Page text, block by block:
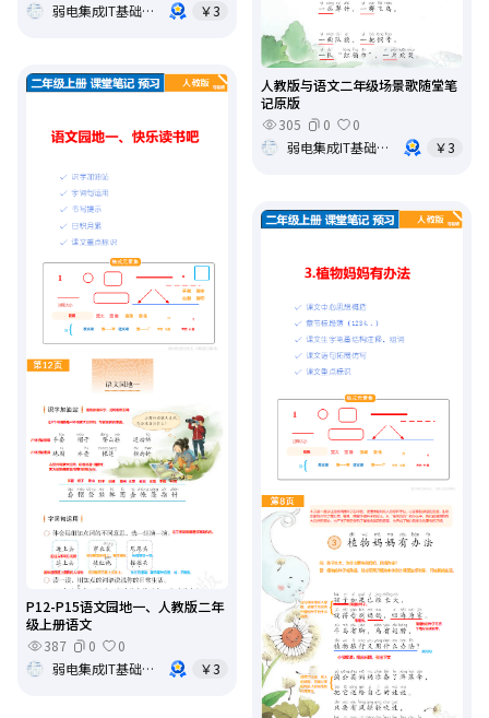
弱电集成IT基础架构运维
￥3
人教版与语文二年级场景歌随堂笔
记原版
305
0
0
弱电集成IT基础架构运维
￥3
P12-P15语文园地一、人教版二年
级上册语文
387
0
0
弱电集成IT基础架构运维
￥3